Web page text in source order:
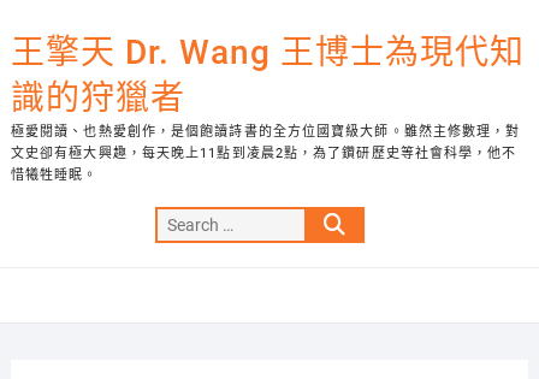
to
content
王擎天 Dr. Wang 王博士為現代知
識的狩獵者
極愛閱讀、也熱愛創作，是個飽讀詩書的全方位國寶級大師。雖然主修數理，對
文史卻有極大興趣，每天晚上11點到凌晨2點，為了鑽研歷史等社會科學，他不
惜犧牲睡眠。
Search
…